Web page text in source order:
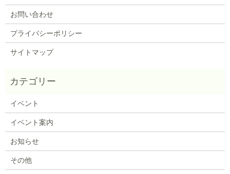
お問い合わせ
プライバシーポリシー
サイトマップ
イベント
イベント案内
お知らせ
その他